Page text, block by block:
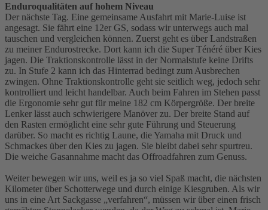
Enduroqualitäten auf hohem Niveau
Der nächste Tag. Eine gemeinsame Ausfahrt mit Marie-Luise ist
angesagt. Sie fährt eine 12er GS, sodass wir unterwegs auch mal
tauschen und vergleichen können. Zuerst geht es über Landstraßen
zu meiner Endurostrecke. Dort kann ich die Super Ténéré über Kies
jagen. Die Traktionskontrolle lässt in der Normalstufe keine Drifts
zu. In Stufe 2 kann ich das Hinterrad bedingt zum Ausbrechen
zwingen. Ohne Traktionskontrolle geht sie seitlich weg, jedoch sehr
kontrolliert und leicht handelbar. Auch beim Fahren im Stehen passt
die Ergonomie sehr gut für meine 182 cm Körpergröße. Der breite
Lenker lässt auch schwierigere Manöver zu. Der breite Stand auf
den Rasten ermöglicht eine sehr gute Führung und Steuerung
darüber. So macht es richtig Laune, die Yamaha mit Druck und
Schmackes über den Kies zu jagen. Sie bleibt dabei sehr spurtreu.
Die weiche Gasannahme macht das Offroadfahren zum Genuss.
Weiter bewegen wir uns, weil es ja so viel Spaß macht, die nächsten
Kilometer über Schotterwege und durch einige Kiesgruben. Als wir
uns in eine Art Sackgasse „verfahren“, müssen wir über einen frisch